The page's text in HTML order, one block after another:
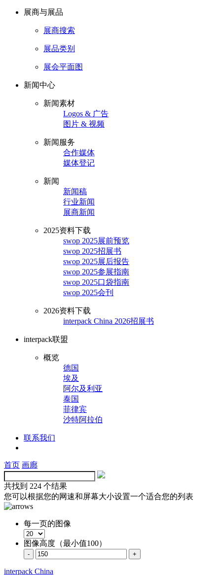
展商与展品
展商搜索
展品类别
展会平面图
新闻中心
新闻素材
Logos & 广告
图片 & 视频
新闻服务
合作媒体
媒体登记
新闻
新闻稿
行业新闻
展商新闻
2025资料下载
swop 2025展前预览
swop 2025招展书
swop 2025展后报告
swop 2025参展指南
swop 2025口袋指南
swop 2025会刊
2026资料下载
interpack China 2026招展书
interpack联盟
概览
德国
埃及
阿尔及利亚
泰国
菲律宾
沙特阿拉伯
联系我们
首页 画廊
共找到 224 个结果
您可以根据您的网速和屏幕大小设置一个适合您的列表
每一页的图像
图像高度（最小值100）
interpack China